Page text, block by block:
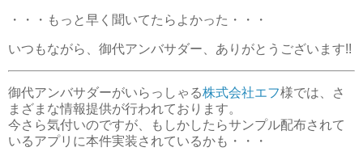
・・・もっと早く聞いてたらよかった・・・
いつもながら、御代アンバサダー、ありがとうございます!!
御代アンバサダーがいらっしゃる株式会社エフ様では、さ
まざまな情報提供が行われております。
今さら気付いのですが、もしかしたらサンプル配布されて
いるアプリに本件実装されているかも・・・